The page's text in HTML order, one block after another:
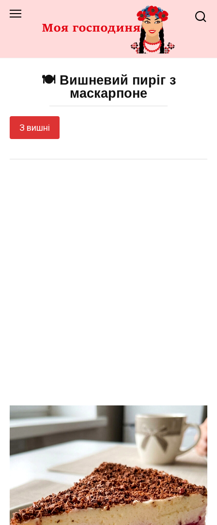
до
🍽️ Вишневий пиріг з
маскарпоне
З вишні